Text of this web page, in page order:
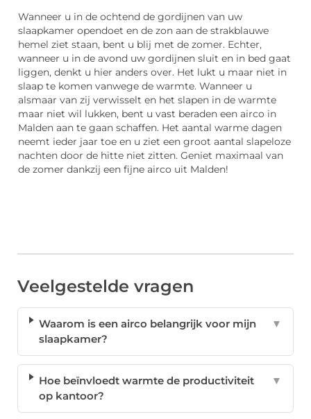
Wanneer u in de ochtend de gordijnen van uw
slaapkamer opendoet en de zon aan de strakblauwe
hemel ziet staan, bent u blij met de zomer. Echter,
wanneer u in de avond uw gordijnen sluit en in bed gaat
liggen, denkt u hier anders over. Het lukt u maar niet in
slaap te komen vanwege de warmte. Wanneer u
alsmaar van zij verwisselt en het slapen in de warmte
maar niet wil lukken, bent u vast beraden een airco in
Malden aan te gaan schaffen. Het aantal warme dagen
neemt ieder jaar toe en u ziet een groot aantal slapeloze
nachten door de hitte niet zitten. Geniet maximaal van
de zomer dankzij een fijne airco uit Malden!
Veelgestelde vragen
Waarom is een airco belangrijk voor mijn
slaapkamer?
▼
Hoe beïnvloedt warmte de productiviteit
op kantoor?
▼